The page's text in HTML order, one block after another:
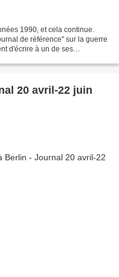
1990, et cela continue.
de référence" sur la guerre
d'écrire à un de ses
20 avril-22 juin